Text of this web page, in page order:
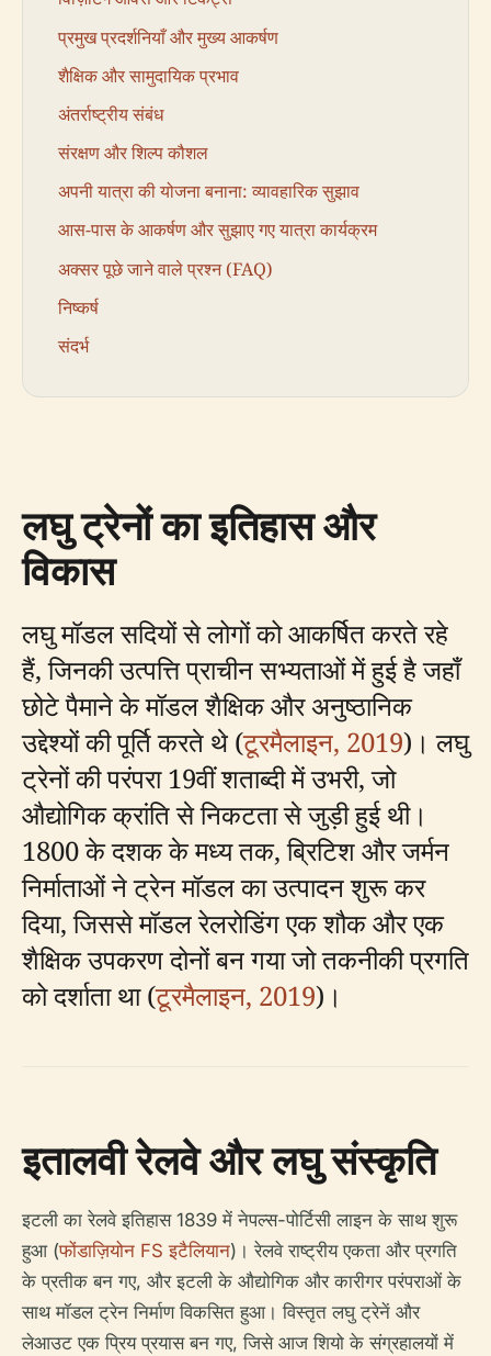
प्रमुख प्रदर्शनियाँ और मुख्य आकर्षण
शैक्षिक और सामुदायिक प्रभाव
अंतर्राष्ट्रीय संबंध
संरक्षण और शिल्प कौशल
अपनी यात्रा की योजना बनाना: व्यावहारिक सुझाव
आस-पास के आकर्षण और सुझाए गए यात्रा कार्यक्रम
अक्सर पूछे जाने वाले प्रश्न (FAQ)
निष्कर्ष
संदर्भ
लघु ट्रेनों का इतिहास और
विकास
लघु मॉडल सदियों से लोगों को आकर्षित करते रहे
हैं, जिनकी उत्पत्ति प्राचीन सभ्यताओं में हुई है जहाँ
छोटे पैमाने के मॉडल शैक्षिक और अनुष्ठानिक
उद्देश्यों की पूर्ति करते थे (टूरमैलाइन, 2019)। लघु
ट्रेनों की परंपरा 19वीं शताब्दी में उभरी, जो
औद्योगिक क्रांति से निकटता से जुड़ी हुई थी।
1800 के दशक के मध्य तक, ब्रिटिश और जर्मन
निर्माताओं ने ट्रेन मॉडल का उत्पादन शुरू कर
दिया, जिससे मॉडल रेलरोडिंग एक शौक और एक
शैक्षिक उपकरण दोनों बन गया जो तकनीकी प्रगति
को दर्शाता था (टूरमैलाइन, 2019)।
इतालवी रेलवे और लघु संस्कृति
इटली का रेलवे इतिहास 1839 में नेपल्स-पोर्टिसी लाइन के साथ शुरू
हुआ (फोंडाज़ियोन FS इटैलियान)। रेलवे राष्ट्रीय एकता और प्रगति
के प्रतीक बन गए, और इटली के औद्योगिक और कारीगर परंपराओं के
साथ मॉडल ट्रेन निर्माण विकसित हुआ। विस्तृत लघु ट्रेनें और
लेआउट एक प्रिय प्रयास बन गए, जिसे आज शियो के संग्रहालयों में